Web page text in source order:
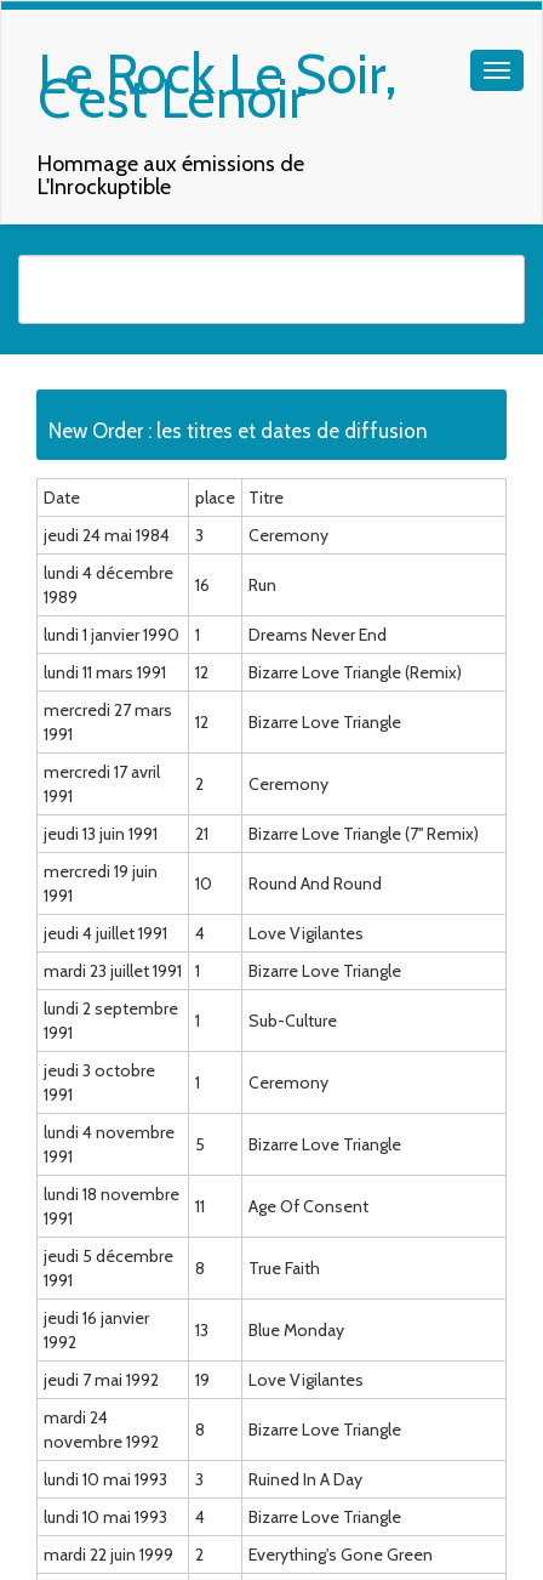
Le Rock Le Soir,
C'est Lenoir
Hommage aux émissions de
L'Inrockuptible
New Order : les titres et dates de diffusion
Date place
Titre
jeudi 24 mai 1984
3
Ceremony
lundi 4 décembre
1989
16 Run
lundi 1 janvier 1990 1
Dreams Never End
lundi 11 mars 1991
12
Bizarre Love Triangle (Remix)
mercredi 27 mars
1991
12 Bizarre Love Triangle
mercredi 17 avril
1991
2 Ceremony
jeudi 13 juin 1991 21
Bizarre Love Triangle (7'' Remix)
mercredi 19 juin
1991
10 Round And Round
jeudi 4 juillet 1991 4
Love Vigilantes
mardi 23 juillet 1991
1
Bizarre Love Triangle
lundi 2 septembre
1991
1 Sub-Culture
jeudi 3 octobre
1991
1 Ceremony
lundi 4 novembre
1991
5 Bizarre Love Triangle
lundi 18 novembre
1991
11 Age Of Consent
jeudi 5 décembre
1991
8 True Faith
jeudi 16 janvier
1992
13 Blue Monday
jeudi 7 mai 1992 19
Love Vigilantes
mardi 24
novembre 1992
8 Bizarre Love Triangle
lundi 10 mai 1993 3
Ruined In A Day
lundi 10 mai 1993
4
Bizarre Love Triangle
mardi 22 juin 1999
2
Everything's Gone Green